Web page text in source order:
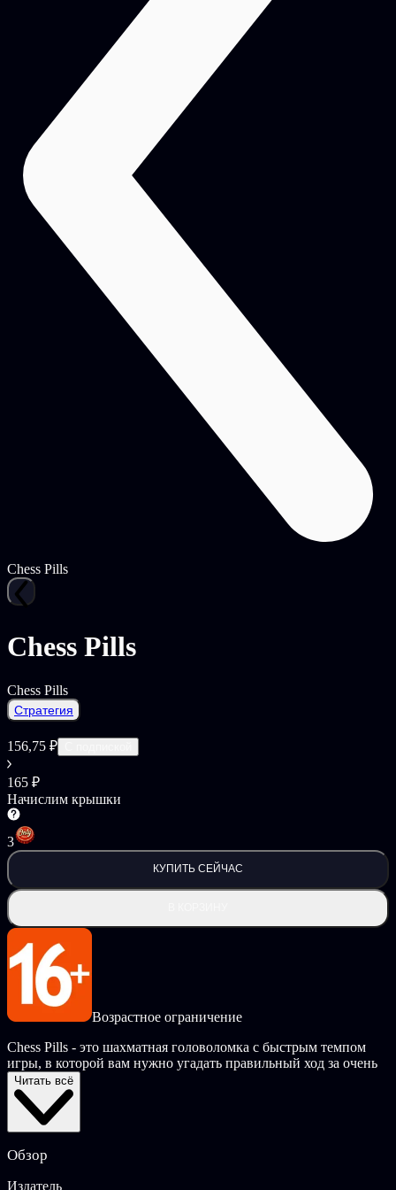
Chess Pills
Chess Pills
Chess Pills
Стратегия
156,75 ₽
165 ₽
Начислим крышки
3
КУПИТЬ СЕЙЧАС
Возрастное ограничение
Chess Pills - это шахматная головоломка с быстрым темпом
игры, в которой вам нужно угадать правильный ход за очень
короткое время.
Таблетки на помощь
сразу же сосредотачиваетесь на нужной фигуре, которую
Читать всё
Обзор
Издатель